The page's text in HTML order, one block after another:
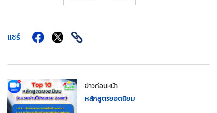
แชร์
ข่าวก่อนหน้า
หลักสูตรยอดนิยม